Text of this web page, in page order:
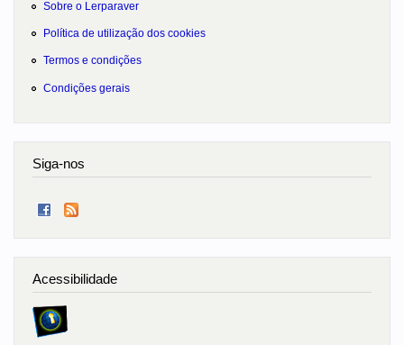
Sobre o Lerparaver
Política de utilização dos cookies
Termos e condições
Condições gerais
Siga-nos
Acessibilidade